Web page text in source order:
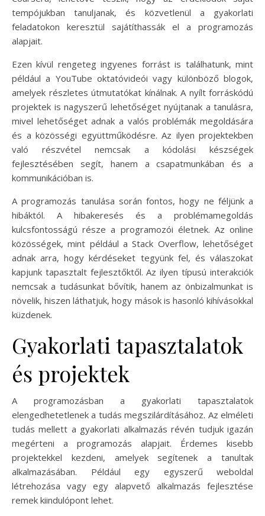
tempójukban tanuljanak, és közvetlenül a gyakorlati
feladatokon keresztül sajátíthassák el a programozás
alapjait.
Ezen kívül rengeteg ingyenes forrást is találhatunk, mint
például a YouTube oktatóvideói vagy különböző blogok,
amelyek részletes útmutatókat kínálnak. A nyílt forráskódú
projektek is nagyszerű lehetőséget nyújtanak a tanulásra,
mivel lehetőséget adnak a valós problémák megoldására
és a közösségi együttműködésre. Az ilyen projektekben
való részvétel nemcsak a kódolási készségek
fejlesztésében segít, hanem a csapatmunkában és a
kommunikációban is.
A programozás tanulása során fontos, hogy ne féljünk a
hibáktól. A hibakeresés és a problémamegoldás
kulcsfontosságú része a programozói életnek. Az online
közösségek, mint például a Stack Overflow, lehetőséget
adnak arra, hogy kérdéseket tegyünk fel, és válaszokat
kapjunk tapasztalt fejlesztőktől. Az ilyen típusú interakciók
nemcsak a tudásunkat bővítik, hanem az önbizalmunkat is
növelik, hiszen láthatjuk, hogy mások is hasonló kihívásokkal
küzdenek.
Gyakorlati tapasztalatok
és projektek
A programozásban a gyakorlati tapasztalatok
elengedhetetlenek a tudás megszilárdításához. Az elméleti
tudás mellett a gyakorlati alkalmazás révén tudjuk igazán
megérteni a programozás alapjait. Érdemes kisebb
projektekkel kezdeni, amelyek segítenek a tanultak
alkalmazásában. Például egy egyszerű weboldal
létrehozása vagy egy alapvető alkalmazás fejlesztése
remek kiindulópont lehet.